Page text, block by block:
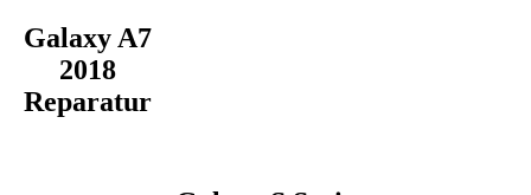
Galaxy A7
2018
Reparatur